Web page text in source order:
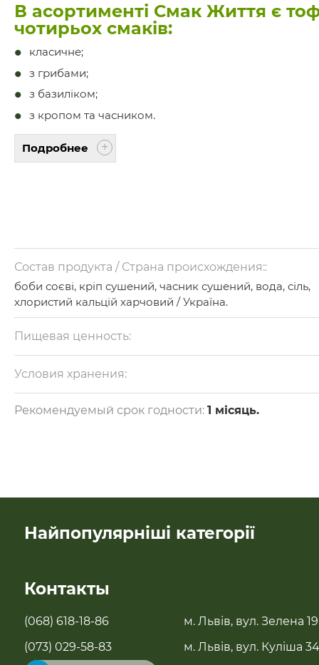
В асортименті Смак Життя є
чотирьох смаків:
класичне;
з грибами;
з базиліком;
з кропом та часником.
Подробнее
Состав продукта / Страна происхождения::
боби соєві, кріп сушений, часник сушений, вода, сіль,
хлористий кальцій харчовий / Україна.
Пищевая ценность:
на 100 г: білки — 8 г, жири — 5 г, вуглеводи — 2 г.
Калорійність — 80 ккал.
Условия хранения:
Зберігати в прохолодному місці при температурі від 0
до +5°С.
Рекомендуемый срок годности: 1 місяць.
Найпопулярніші категорії
Бестселери
Контакты
(068) 618-18-86
(073) 029-58-83
м. Львів, вул. Зелена 19
м. Львів, вул. Куліша 34